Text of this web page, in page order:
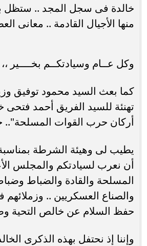
خالدة فى سجل المجد .. ستظل
منها الأجيال القادمة .. معانى
وكل عــام وسيادتكــم بخــــير ،،
كما بعث السيد محمود توفيق
تهنئة للسيد الفريق أحمد
أركان حرب القوات المسلحة"..
يطيب لى وهيئة الشرطة
أن نعرب لسيادتكم والمجلس
المسلحة والقادة والضباط
والصناع العسكريين ..
حفظ السلام عن خالص التحية
وإننا إذ نحتفل بهذه الذكرى